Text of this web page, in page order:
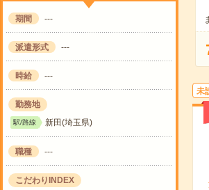
期間 ---
派遣形式 ---
時給 ---
勤務地
駅/路線 新田(埼玉県)
職種 ---
こだわりINDEX
未